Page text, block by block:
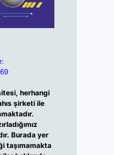
herhangi
şirketi ile
Burada yer
taşımamakta